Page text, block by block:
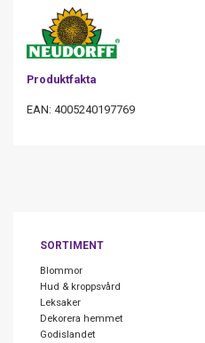
Produktfakta
EAN: 4005240197769
SORTIMENT
Blommor
Hud & kroppsvård
Leksaker
Dekorera hemmet
Godislandet